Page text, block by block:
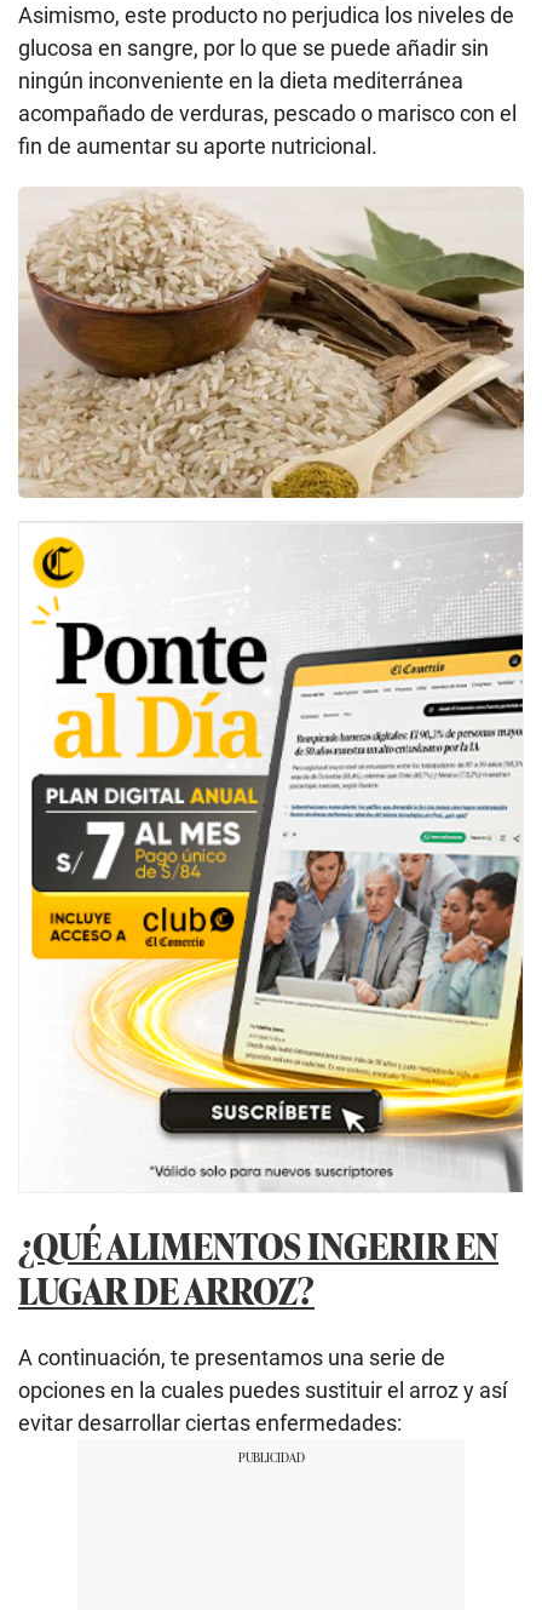
Asimismo, este producto no perjudica los niveles de
glucosa en sangre, por lo que se puede añadir sin
ningún inconveniente en la dieta mediterránea
acompañado de verduras, pescado o marisco con el
fin de aumentar su aporte nutricional.
¿QUÉ ALIMENTOS INGERIR EN
LUGAR DE ARROZ?
A continuación, te presentamos una serie de
opciones en la cuales puedes sustituir el arroz y así
evitar desarrollar ciertas enfermedades: